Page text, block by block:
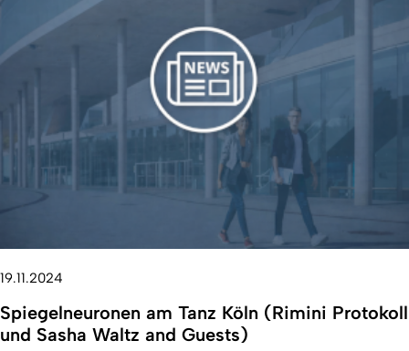
19.11.2024
Spiegelneuronen am Tanz Köln (Rimini Protokoll
und Sasha Waltz and Guests)